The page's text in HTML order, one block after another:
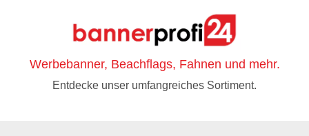
Werbebanner, Beachflags, Fahnen und mehr.
Entdecke unser umfangreiches Sortiment.